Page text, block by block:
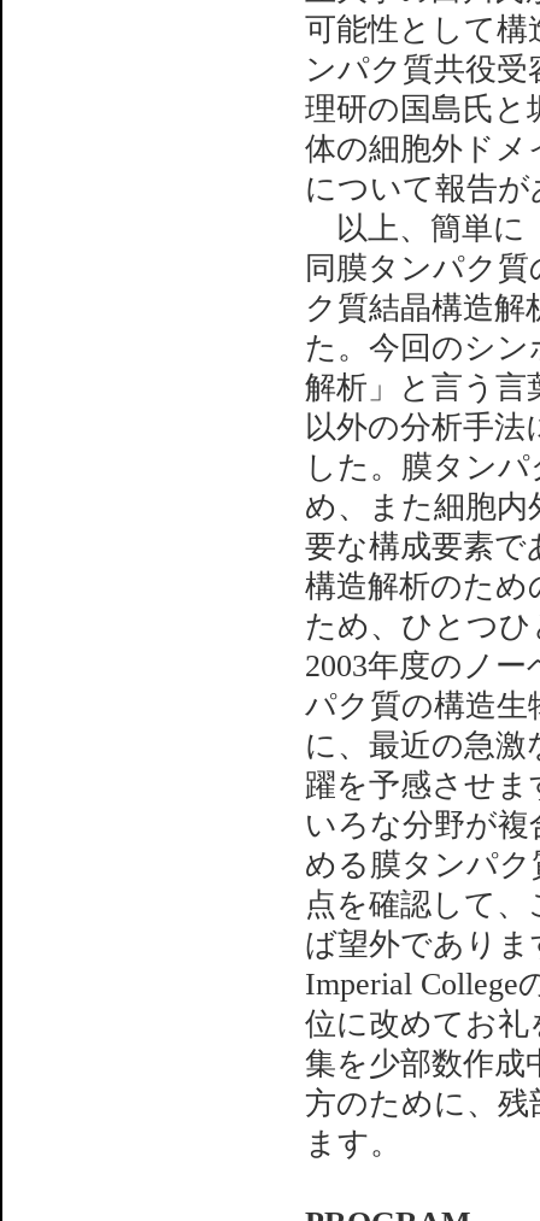
可能性として
ンパク質共役
理研の国島氏と
体の細胞外ド
について報告
以上、簡単に
同膜タンパク
ク質結晶構造
た。今回のシ
解析」と言う言
以外の分析手
した。膜タン
め、また細胞内
要な構成要素で
構造解析のため
ため、ひとつ
2003年度のノ
パク質の構造
に、最近の急
躍を予感させ
いろな分野が
める膜タンパ
点を確認して
ば望外であり
Imperial
位に改めてお礼
集を少部数作
方のために、
ます。